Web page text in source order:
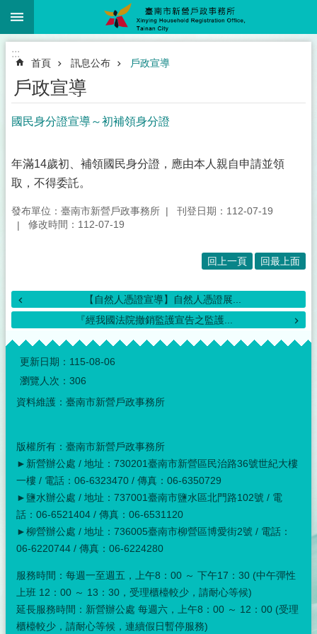
跳到主要內容區塊
:::
首頁 訊息公布 戶政宣導
戶政宣導
國民身分證宣導～初補領身分證
年滿14歲初、補領國民身分證，應由本人親自申請並領
取，不得委託。
發布單位：臺南市新營戶政事務所
刊登日期：112-07-19
修改時間：112-07-19
回上一頁 回最上面
【自然人憑證宣導】自然人憑證展...
『經我國法院撤銷監護宣告之監護...
:::
更新日期： 115-08-06
瀏覽人次： 306
資料維護：臺南市新營戶政事務所
版權所有：臺南市新營戶政事務所
►新營辦公處 / 地址：730201臺南市新營區民治路36號世紀大樓
一樓 / 電話：06-6323470 / 傳真：06-6350729
►鹽水辦公處 / 地址：737001臺南市鹽水區北門路102號 / 電
話：06-6521404 / 傳真：06-6531120
►柳營辦公處 / 地址：736005臺南市柳營區博愛街2號 / 電話：
06-6220744 / 傳真：06-6224280
服務時間：每週一至週五，上午8：00 ～ 下午17：30 (中午彈性
上班 12：00 ～ 13：30，受理櫃檯較少，請耐心等候)
延長服務時間：新營辦公處 每週六，上午8：00 ～ 12：00 (受理
櫃檯較少，請耐心等候，連續假日暫停服務)